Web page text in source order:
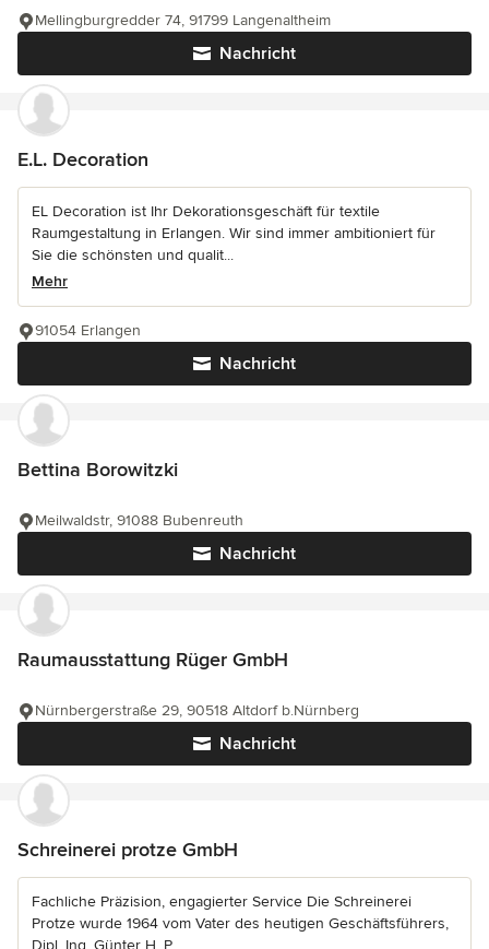
Nachricht
Mellingburgredder 74, 91799 Langenaltheim
E.L. Decoration
EL Decoration ist Ihr Dekorationsgeschäft für textile
Raumgestaltung in Erlangen. Wir sind immer ambitioniert für
Sie die schönsten und qualit...
Mehr
Nachricht
91054 Erlangen
Bettina Borowitzki
Nachricht
Meilwaldstr, 91088 Bubenreuth
Raumausstattung Rüger GmbH
Nachricht
Nürnbergerstraße 29, 90518 Altdorf b.Nürnberg
Schreinerei protze GmbH
Fachliche Präzision, engagierter Service Die Schreinerei
Protze wurde 1964 vom Vater des heutigen Geschäftsführers,
Dipl. Ing. Günter H. P...